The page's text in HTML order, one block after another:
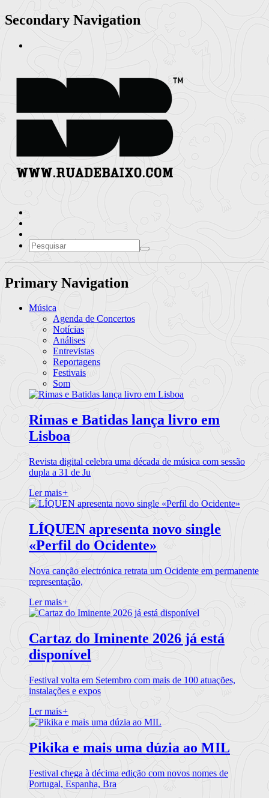
Secondary Navigation
Primary Navigation
Música
Agenda de Concertos
Notícias
Análises
Entrevistas
Reportagens
Festivais
Som
Rimas e Batidas lança livro em
Lisboa
Revista digital celebra uma década de música com sessão
dupla a 31 de Ju
Ler mais+
LÍQUEN apresenta novo single
«Perfil do Ocidente»
Nova canção electrónica retrata um Ocidente em permanente
representação,
Ler mais+
Cartaz do Iminente 2026 já está
disponível
Festival volta em Setembro com mais de 100 atuações,
instalações e expos
Ler mais+
Pikika e mais uma dúzia ao MIL
Festival chega à décima edição com novos nomes de
Portugal, Espanha, Bra